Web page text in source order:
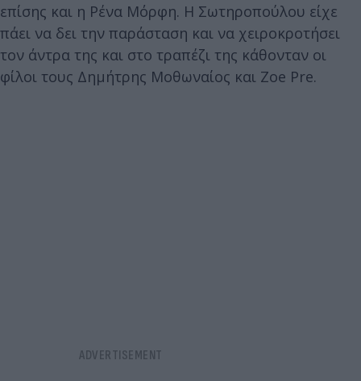
επίσης και η Ρένα Μόρφη. Η Σωτηροπούλου είχε
πάει να δει την παράσταση και να χειροκροτήσει
τον άντρα της και στο τραπέζι της κάθονταν οι
φίλοι τους Δημήτρης Μοθωναίος και Zoe Pre.